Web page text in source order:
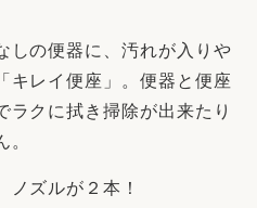
しの便器に、汚れが入りや
キレイ便座」。便器と便座
ラクに拭き掃除が出来たり
。
ノズルが２本！